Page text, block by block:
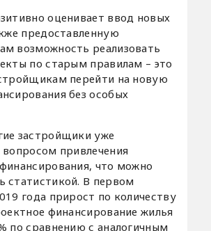
оценивает ввод новых
предоставленную
возможность реализовать
по старым правилам – это
перейти на новую
без особых
застройщики уже
вопросом привлечения
что можно
статистикой. В первом
года прирост по количеству
финансирование жилья
по сравнению с аналогичным